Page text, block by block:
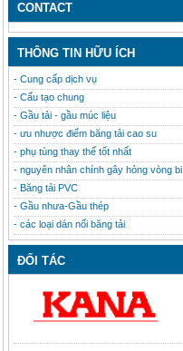
CONTACT
THÔNG TIN HỮU ÍCH
- Cung cấp dịch vụ
- Cấu tạo chung
- Gầu tải - gầu múc liệu
- ưu nhược điểm băng tải cao su
- phụ tùng thay thế tốt nhất
- nguyên nhân chính gây hỏng vòng bi
- Băng tải PVC
- Gầu nhưa-Gầu thép
- các loại dán nối băng tải
ĐỐI TÁC